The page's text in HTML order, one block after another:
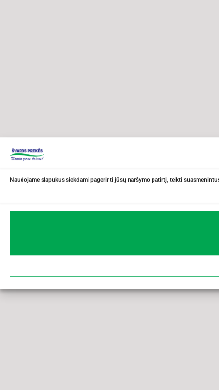
Naudojame slapukus siekdami pagerinti jūsų naršymo patirtį, teikti